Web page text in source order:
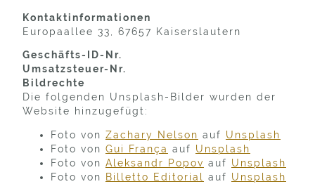
Kontaktinformationen
Europaallee 33, 67657 Kaiserslautern
Geschäfts-ID-Nr.
Umsatzsteuer-Nr.
Bildrechte
Die folgenden Unsplash-Bilder wurden der
Website hinzugefügt:
Foto von Zachary Nelson auf Unsplash
Foto von Gui França auf Unsplash
Foto von Aleksandr Popov auf Unsplash
Foto von
Billetto Editorial auf Unsplash